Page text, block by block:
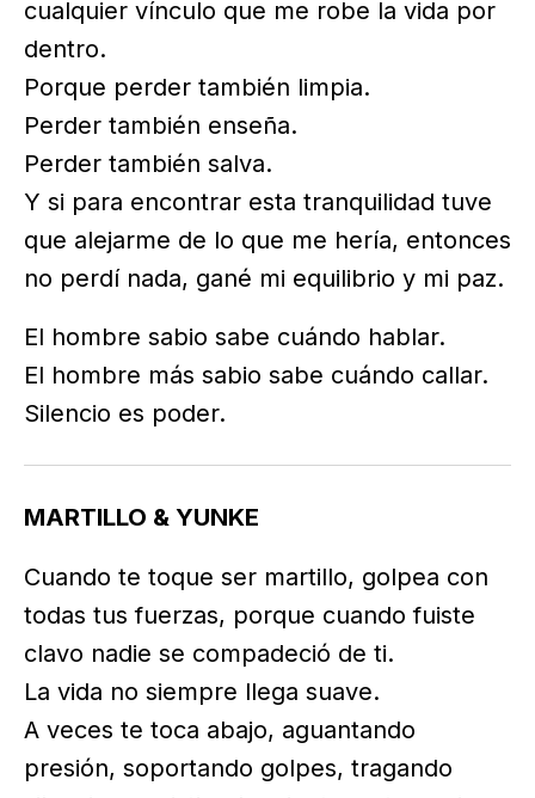
cualquier vínculo que me robe la vida por
dentro.
Porque perder también limpia.
Perder también enseña.
Perder también salva.
Y si para encontrar esta tranquilidad tuve
que alejarme de lo que me hería, entonces
no perdí nada, gané mi equilibrio y mi paz.
El hombre sabio sabe cuándo hablar.
El hombre más sabio sabe cuándo callar.
Silencio es poder.
MARTILLO & YUNKE
Cuando te toque ser martillo, golpea con
todas tus fuerzas, porque cuando fuiste
clavo nadie se compadeció de ti.
La vida no siempre llega suave.
A veces te toca abajo, aguantando
presión, soportando golpes, tragando